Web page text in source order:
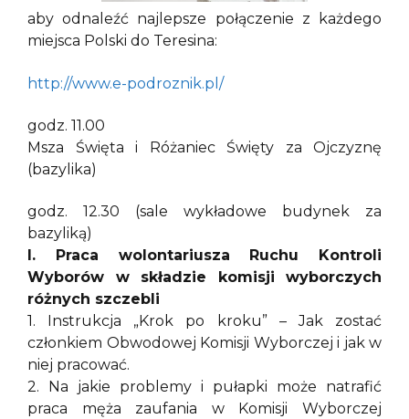
aby odnaleźć najlepsze połączenie z każdego
miejsca Polski do Teresina:
http://www.e-podroznik.pl/
godz. 11.00
Msza Święta i Różaniec Święty za Ojczyznę
(bazylika)
godz. 12.30 (sale wykładowe budynek za
bazyliką)
I. Praca wolontariusza Ruchu Kontroli
Wyborów w składzie komisji wyborczych
różnych szczebli
1. Instrukcja „Krok po kroku” – Jak zostać
członkiem Obwodowej Komisji Wyborczej i jak w
niej pracować.
2. Na jakie problemy i pułapki może natrafić
praca męża zaufania w Komisji Wyborczej